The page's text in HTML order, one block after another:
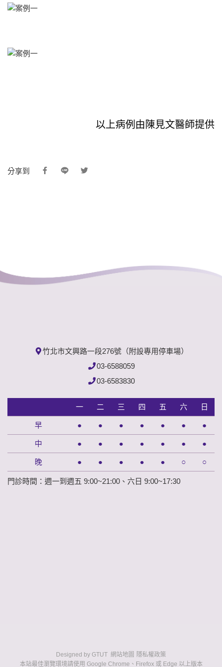
以上病例由 陳見文醫師提供
分享到
竹北市文興路一段276號（附設專用停車場）
03-6588059
03-6583830
一 二 三 四 五 六 日
早 ● ● ● ● ● ● ●
中 ● ● ● ● ● ● ●
晚 ● ● ● ● ● ○ ○
門診時間：週一到週五 9:00~21:00、六日 9:00~17:30
Designed by GTUT 網站地圖 隱私權政策
本站最佳瀏覽環境請使用 Google Chrome、Firefox 或 Edge 以上版本